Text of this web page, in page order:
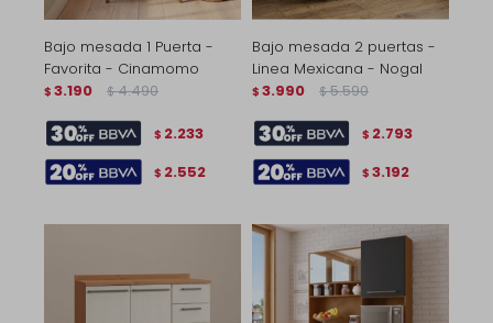
Bajo mesada 1 Puerta -
Favorita - Cinamomo
$ 3.190 $ 4.490
$ 2.233
$ 2.552
Bajo mesada 2 puertas -
Linea Mexicana - Nogal
$ 3.990 $ 5.590
$ 2.793
$ 3.192